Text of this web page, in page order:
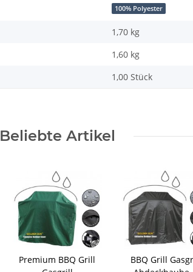
100% Polyester
1,70 kg
1,60 kg
1,00 Stück
Beliebte Artikel
Premium BBQ Grill
BBQ Grill